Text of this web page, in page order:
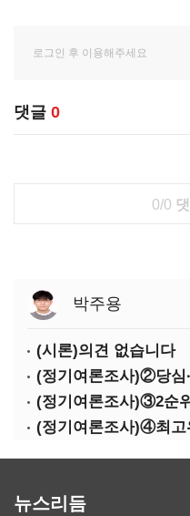
댓글 0
0/0
박주용
(시론)의견 없습니다
뉴스리듬